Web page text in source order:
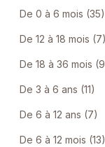
De 0 à 6 mois (35)
De 12 à 18 mois (7)
De 18 à 36 mois
De 3 à 6 ans (11)
De 6 à 12 ans (7)
De 6 à 12 mois (13)